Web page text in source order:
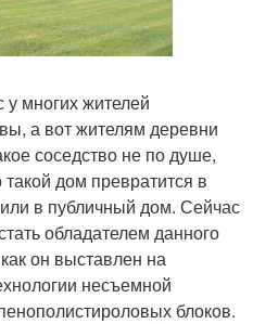
многих жителей
а вот жителям деревни
соседство не по душе,
дом превратится в
в публичный дом. Сейчас
обладателем данного
он выставлен на
несъемной
блоков.